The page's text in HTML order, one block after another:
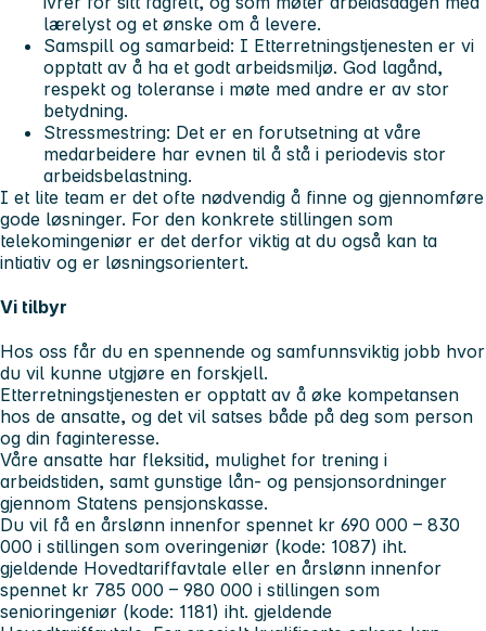
lærelyst og et ønske om å levere.
Samspill og samarbeid: I Etterretningstjenesten er vi
opptatt av å ha et godt arbeidsmiljø. God lagånd,
respekt og toleranse i møte med andre er av stor
betydning.
Stressmestring: Det er en forutsetning at våre
medarbeidere har evnen til å stå i periodevis stor
arbeidsbelastning.
I et lite team er det ofte nødvendig å finne og gjennomføre
gode løsninger. For den konkrete stillingen som
telekomingeniør er det derfor viktig at du også kan ta
intiativ og er løsningsorientert.
Vi tilbyr
Hos oss får du en spennende og samfunnsviktig jobb hvor
du vil kunne utgjøre en forskjell.
Etterretningstjenesten er opptatt av å øke kompetansen
hos de ansatte, og det vil satses både på deg som person
og din faginteresse.
Våre ansatte har fleksitid, mulighet for trening i
arbeidstiden, samt gunstige lån- og pensjonsordninger
gjennom Statens pensjonskasse.
Du vil få en årslønn innenfor spennet kr 690 000 – 830
000 i stillingen som overingeniør (kode: 1087) iht.
gjeldende Hovedtariffavtale eller en årslønn innenfor
spennet kr 785 000 – 980 000 i stillingen som
senioringeniør (kode: 1181) iht. gjeldende